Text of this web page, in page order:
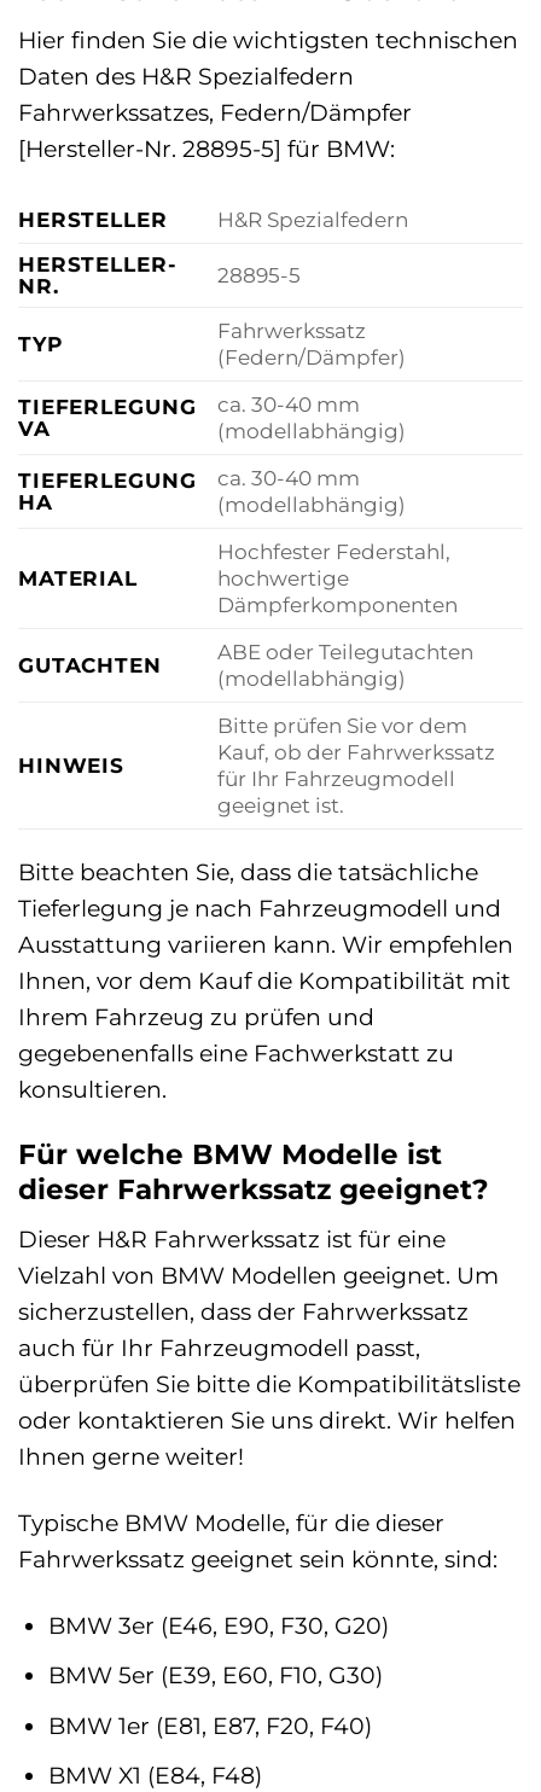
Hier finden Sie die wichtigsten technischen
Daten des H&R Spezialfedern
Fahrwerkssatzes, Federn/Dämpfer
[Hersteller-Nr. 28895-5] für BMW:
HERSTELLER
H&R Spezialfedern
HERSTELLER-
NR.
28895-5
TYP
Fahrwerkssatz
(Federn/Dämpfer)
TIEFERLEGUNG
VA
ca. 30-40 mm
(modellabhängig)
TIEFERLEGUNG
HA
ca. 30-40 mm
(modellabhängig)
MATERIAL
Hochfester Federstahl,
hochwertige
Dämpferkomponenten
GUTACHTEN
ABE oder Teilegutachten
(modellabhängig)
HINWEIS
Bitte prüfen Sie vor dem
Kauf, ob der Fahrwerkssatz
für Ihr Fahrzeugmodell
geeignet ist.
Bitte beachten Sie, dass die tatsächliche
Tieferlegung je nach Fahrzeugmodell und
Ausstattung variieren kann. Wir empfehlen
Ihnen, vor dem Kauf die Kompatibilität mit
Ihrem Fahrzeug zu prüfen und
gegebenenfalls eine Fachwerkstatt zu
konsultieren.
Für welche BMW Modelle ist
dieser Fahrwerkssatz geeignet?
Dieser H&R Fahrwerkssatz ist für eine
Vielzahl von BMW Modellen geeignet. Um
sicherzustellen, dass der Fahrwerkssatz
auch für Ihr Fahrzeugmodell passt,
überprüfen Sie bitte die Kompatibilitätsliste
oder kontaktieren Sie uns direkt. Wir helfen
Ihnen gerne weiter!
Typische BMW Modelle, für die dieser
Fahrwerkssatz geeignet sein könnte, sind:
BMW 3er (E46, E90, F30, G20)
BMW 5er (E39, E60, F10, G30)
BMW 1er (E81, E87, F20, F40)
BMW X1 (E84, F48)